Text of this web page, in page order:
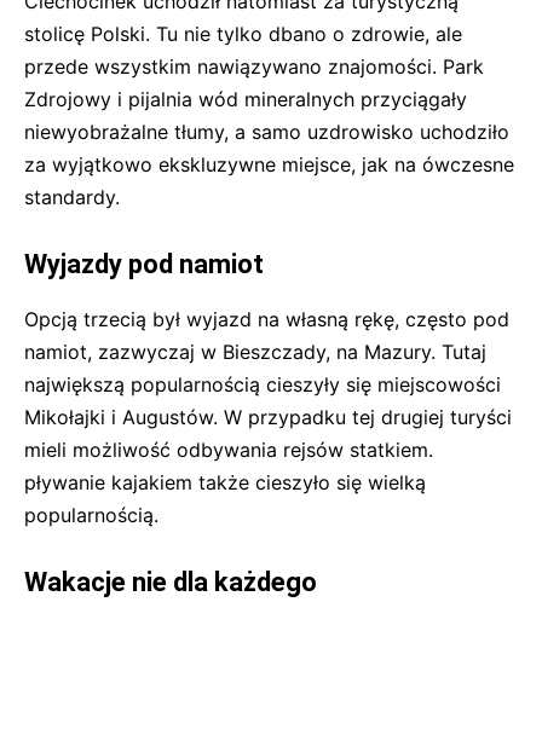
stolicę Polski. Tu nie tylko dbano o zdrowie, ale
przede wszystkim nawiązywano znajomości. Park
Zdrojowy i pijalnia wód mineralnych przyciągały
niewyobrażalne tłumy, a samo uzdrowisko uchodziło
za wyjątkowo ekskluzywne miejsce, jak na ówczesne
standardy.
Wyjazdy pod namiot
Opcją trzecią był wyjazd na własną rękę, często pod
namiot, zazwyczaj w Bieszczady, na Mazury. Tutaj
największą popularnością cieszyły się miejscowości
Mikołajki i Augustów. W przypadku tej drugiej turyści
mieli możliwość odbywania rejsów statkiem.
pływanie kajakiem także cieszyło się wielką
popularnością.
Wakacje nie dla każdego